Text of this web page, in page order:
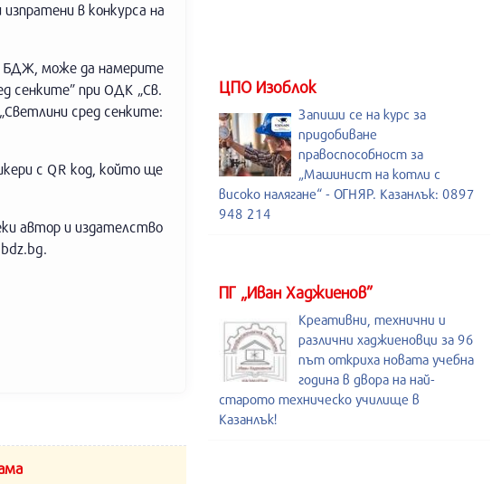
в конкурса на
БДЖ, може да намерите
сенките” при ОДК „Св.
сред сенките:
с QR код, който ще
автор и издателство
.
ЦПО Изоблок
Запиши се на курс за
придобиване
правоспособност за
„Машинист на котли с
високо налягане“ - ОГНЯР. Казанлък: 0897
948 214
ПГ „Иван Хаджиенов”
Креативни, технични и
различни хаджиеновци за 96
път откриха новата учебна
година в двора на най-
старото техническо училище в
Казанлък!